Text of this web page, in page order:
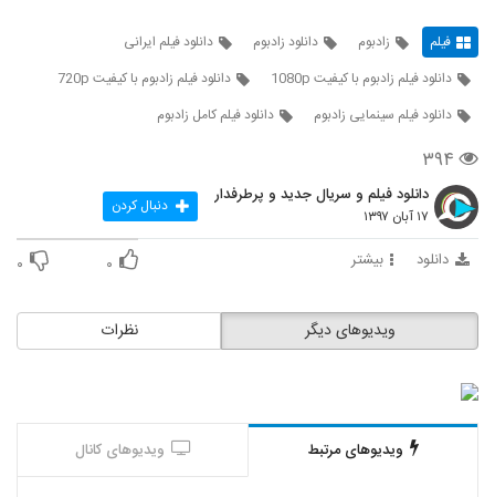
فیلم زادبوم دانلود زادبوم
دانلود فیلم ایرانی
دانلود فیلم زادبوم با کیفیت 1080p
دانلود فیلم زادبوم با کیفیت 720p
دانلود فیلم سینمایی زادبوم
دانلود فیلم کامل زادبوم
۳۹۴
دانلود فیلم و سریال جدید و پرطرفدار
۱۷ آبان ۱۳۹۷ دنبال کردن
دانلود بیشتر ۰ ۰
نظرات ویدیوهای دیگر
ویدیوهای مرتبط ویدیوهای کانال